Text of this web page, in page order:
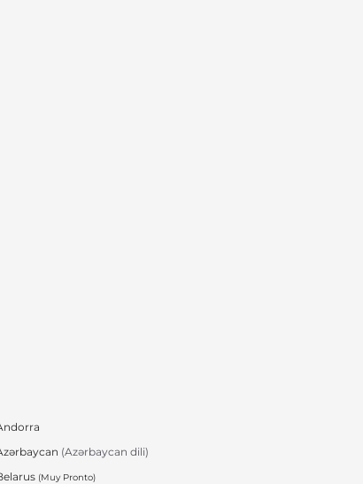
(Azərbaycan dili)
(Muy Pronto)